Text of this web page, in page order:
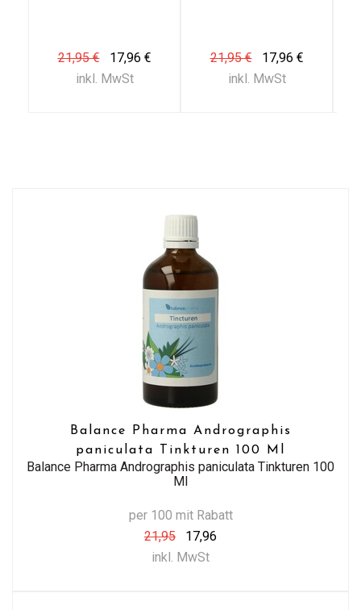
21,95 €
17,96 €
inkl. MwSt
21,95 €
17,96 €
inkl. MwSt
Balance Pharma Andrographis
paniculata Tinkturen 100 Ml
Balance Pharma Andrographis paniculata Tinkturen 100
Ml
per 100 mit Rabatt
21,95
17,96
inkl. MwSt